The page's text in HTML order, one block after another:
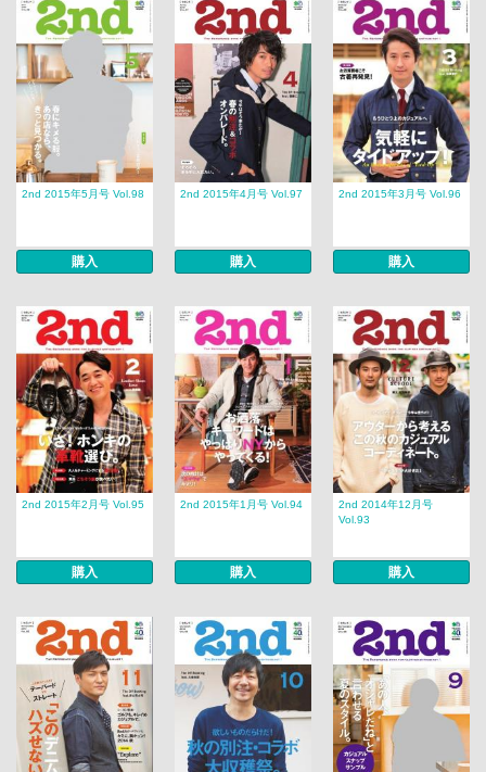
2nd 2015年5月号 Vol.98
購入
2nd 2015年4月号 Vol.97
購入
2nd 2015年3月号 Vol.96
購入
2nd 2015年2月号 Vol.95
購入
2nd 2015年1月号 Vol.94
購入
2nd 2014年12月号
Vol.93
購入